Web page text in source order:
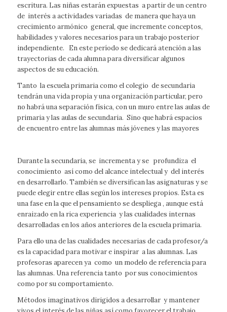
escritura. Las niñas estarán expuestas a partir de un centro
de interés a actividades variadas de manera que haya un
crecimiento armónico general, que incremente conceptos,
habilidades y valores necesarios para un trabajo posterior
independiente. En este período se dedicará atención a las
trayectorias de cada alumna para diversificar algunos
aspectos de su educación.
Tanto la escuela primaria como el colegio de secundaria
tendrán una vida propia y una organización particular, pero
no habrá una separación física, con un muro entre las aulas de
primaria y las aulas de secundaria. Sino que habrá espacios
de encuentro entre las alumnas más jóvenes y las mayores
Durante la secundaria, se incrementa y se profundiza el
conocimiento así como del alcance intelectual y del interés
en desarrollarlo. También se diversifican las asignaturas y se
puede elegir entre ellas según los intereses propios. Esta es
una fase en la que el pensamiento se despliega , aunque está
enraizado en la rica experiencia y las cualidades internas
desarrolladas en los años anteriores de la escuela primaria.
Para ello una de las cualidades necesarias de cada profesor/a
es la capacidad para motivar e inspirar a las alumnas. Las
profesoras aparecen ya como un modelo de referencia para
las alumnas. Una referencia tanto por sus conocimientos
como por su comportamiento.
Métodos imaginativos dirigidos a desarrollar y mantener